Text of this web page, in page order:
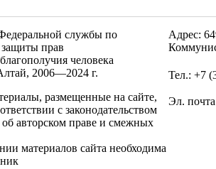
службы по
защиты прав
человека
2006—2024 г.
размещенные на сайте,
с законодательством
авторском праве и смежных
материалов сайта необходима
Адрес:
Тел.: +7
Эл.